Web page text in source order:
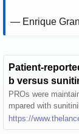
— Enrique
Patient-
b versus
ted in
PROs were
mpared with
on of patient-
cabozantinib
https://